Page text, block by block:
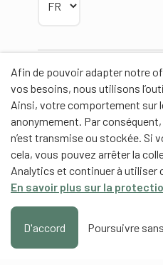
Afin de pouvoir adapter notre
vos besoins, nous utilisons
Ainsi, votre comportement sur
anonymement. Par
n’est transmise ou stockée. Si
cela, vous pouvez arrêter la
Analytics et continuer à
En savoir plus sur la
D'accord Poursuivre
Partenaires
Partenaires de
Haute école fédérale de